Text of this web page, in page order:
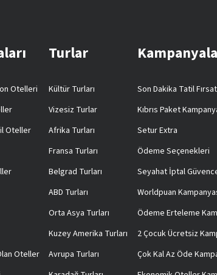
Otelleri
Oteller
Oteller
Turlar
Kültür Turları
Vizesiz Turlar
Afrika Turları
Fransa Turları
Belgrad Turları
ABD Turları
Orta Asya Turları
Kuzey Amerika Turları
Avrupa Turları
Son Dakika Tatil
Kıbrıs Paket
Setur Extra
Ödeme Seçenekleri
Seyahat İptal
Worldpuan
Ödeme Erteleme
2 Çocuk Ücretsiz
Çok Kal Az Öde